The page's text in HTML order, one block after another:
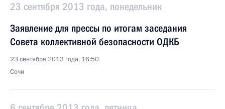
23 сентября 2013 года, понедельник
Заявление для прессы по итогам заседания
Совета коллективной безопасности ОДКБ
23 сентября 2013 года, 16:50
Сочи